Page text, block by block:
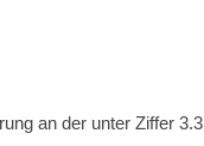
an der unter Ziffer 3.3